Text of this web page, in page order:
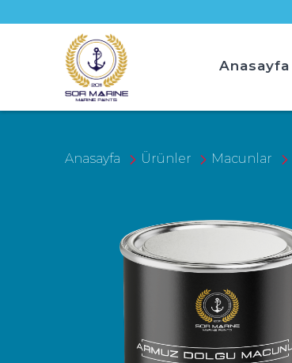
Anasayfa
Anasayfa Ürünler Macunlar